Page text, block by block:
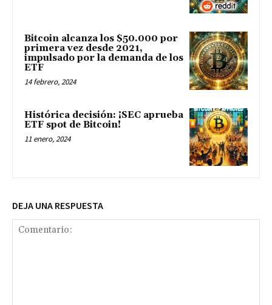
Bitcoin alcanza los $50.000 por
primera vez desde 2021,
impulsado por la demanda de los
ETF
14 febrero, 2024
Histórica decisión: ¡SEC aprueba
ETF spot de Bitcoin!
11 enero, 2024
DEJA UNA RESPUESTA